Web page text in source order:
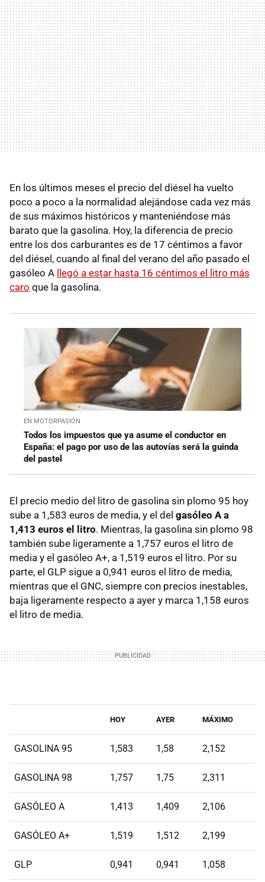
En los últimos meses el precio del diésel ha vuelto
poco a poco a la normalidad alejándose cada vez más
de sus máximos históricos y manteniéndose más
barato que la gasolina. Hoy, la diferencia de precio
entre los dos carburantes es de 17 céntimos a favor
del diésel, cuando al final del verano del año pasado el
gasóleo A llegó a estar hasta 16 céntimos el litro más
caro que la gasolina.
EN MOTORPASIÓN
Todos los impuestos que ya asume el conductor en
España: el pago por uso de las autovías será la guinda
del pastel
El precio medio del litro de gasolina sin plomo 95 hoy
sube a 1,583 euros de media, y el del gasóleo A a
1,413 euros el litro. Mientras, la gasolina sin plomo 98
también sube ligeramente a 1,757 euros el litro de
media y el gasóleo A+, a 1,519 euros el litro. Por su
parte, el GLP sigue a 0,941 euros el litro de media,
mientras que el GNC, siempre con precios inestables,
baja ligeramente respecto a ayer y marca 1,158 euros
el litro de media.
HOY AYER MÁXIMO
GASOLINA 95 1,583 1,58 2,152
GASOLINA 98 1,757 1,75 2,311
GASÓLEO A 1,413 1,409 2,106
GASÓLEO A+ 1,519 1,512 2,199
GLP 0,941 0,941 1,058